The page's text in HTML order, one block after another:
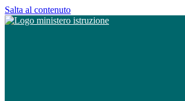
Salta al contenuto